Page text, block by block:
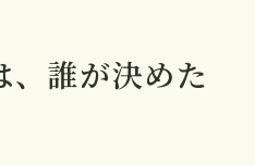
、誰が決めた